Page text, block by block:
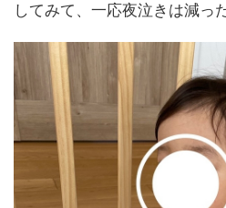
してみて、一応夜泣きは減っ